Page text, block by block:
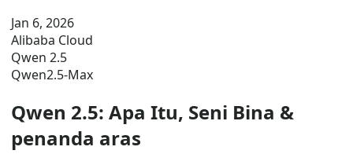
Jan 6, 2026
Alibaba Cloud
Qwen 2.5
Qwen2.5-Max
Qwen 2.5: Apa Itu, Seni Bina &
penanda aras